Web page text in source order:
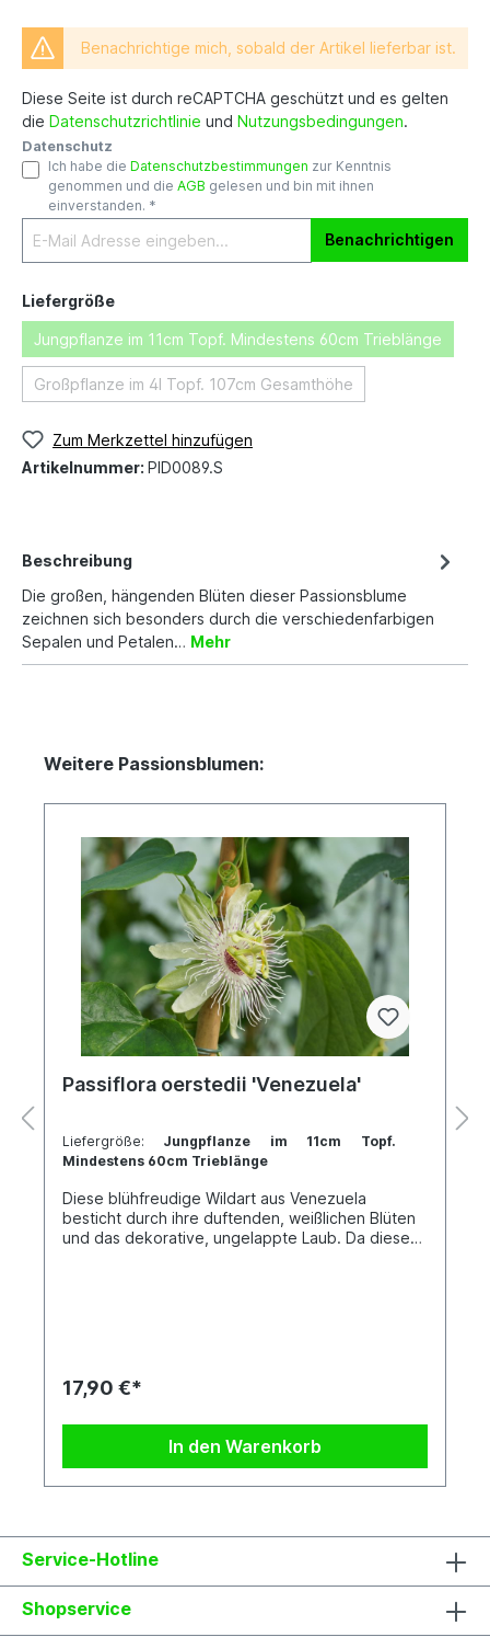
Benachrichtige mich, sobald der Artikel lieferbar ist.
Diese Seite ist durch reCAPTCHA geschützt und es gelten
die Datenschutzrichtlinie und Nutzungsbedingungen.
Datenschutz
Ich habe die Datenschutzbestimmungen zur Kenntnis
genommen und die AGB gelesen und bin mit ihnen
einverstanden. *
Benachrichtigen
Liefergröße
Jungpflanze im 11cm Topf. Mindestens 60cm Trieblänge
Großpflanze im 4l Topf. 107cm Gesamthöhe
Zum Merkzettel hinzufügen
Artikelnummer: PID0089.S
Beschreibung
Die großen, hängenden Blüten dieser Passionsblume
zeichnen sich besonders durch die verschiedenfarbigen
Sepalen und Petalen… Mehr
Weitere Passionsblumen:
Passiflora oerstedii 'Venezuela'
Liefergröße: Jungpflanze im 11cm Topf.
Mindestens 60cm Trieblänge
Diese blühfreudige Wildart aus Venezuela
besticht durch ihre duftenden, weißlichen Blüten
und das dekorative, ungelappte Laub. Da diese
Du ein grobes Bild davon hast, wie die Pflanzen in
17,90 €*
In den Warenkorb
Service-Hotline
Shopservice